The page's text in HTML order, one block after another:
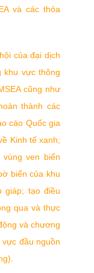
và các thỏa
của đại dịch
khu vực thông
cũng như
thành các
cáo Quốc gia
Kinh tế xanh;
ven biển
biển của khu
giáp; tạo điều
qua và thực
và chương
đầu nguồn